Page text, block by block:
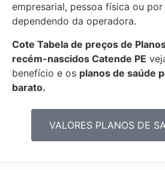
empresarial, pessoa física ou por
dependendo da operadora.
Cote Tabela de preços de
recém-nascidos Catende PE
benefício e os planos de saúde
barato.
VALORES PLANOS DE